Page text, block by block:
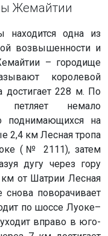
Жемайтии
находится одна из
возвышенности и
– городище
королевой
достигает 228 м. По
петляет немало
поднимающихся на
2,4 км Лесная тропа
(№ 2111), затем
дугу через гору
км от Шатрии Лесная
снова поворачивает
по шоссе Луоке–
вправо в юго-